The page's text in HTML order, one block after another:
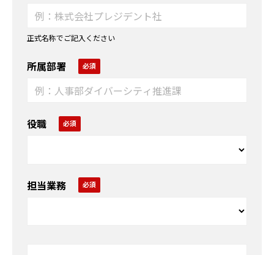
正式名称でご記入ください
所属部署
役職
担当業務